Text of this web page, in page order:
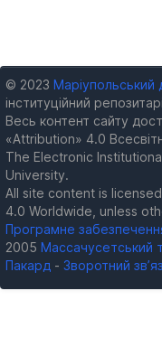
© 2023 Маріупольський
інституційний
Весь контент сайту
«Attribution» 4.0
The Electronic
University.
All site content is
4.0 Worldwide, unless
Програмне
2005 Массачусетський
Пакард - Зворотний